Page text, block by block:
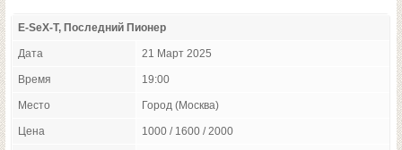
E-SeX-T, Последний Пионер
Дата 21 Март 2025
Время 19:00
Место Город (Москва)
Цена 1000 / 1600 / 2000